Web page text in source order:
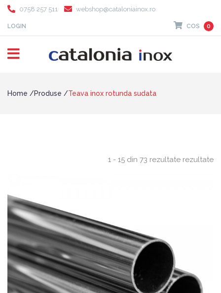
0758 257 511 webshop@cataloniainox.ro
LOGIN COS 0
Home Produse Teava inox rotunda sudata
1 - 15 din 73 rezultate rezultate